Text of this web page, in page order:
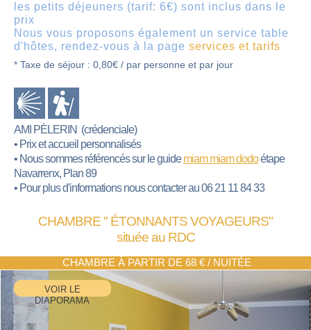
les petits déjeuners (tarif: 6€) sont inclus dans le
prix
Nous vous proposons également un service table
d'hôtes, rendez-vous à la page services et tarifs
* Taxe de séjour : 0,80€ / par personne et par jour
AMI PÈLERIN (crédenciale)
• Prix et accueil personnalisés
• Nous sommes référencés sur le guidemiam miam dodoétape
Navarrenx, Plan 89
• Pour plus d'informations nous contacter au 06 21 11 84 33
CHAMBRE" ÉTONNANTS VOYAGEURS"
située au RDC
CHAMBRE À PARTIR DE 68 € / NUITÉE
VOIR LE
DIAPORAMA